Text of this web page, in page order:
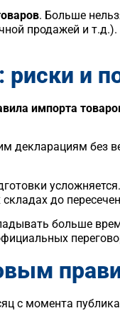
. Больше
продажей и
и
импорта
декларациям без
до
больше
с момента